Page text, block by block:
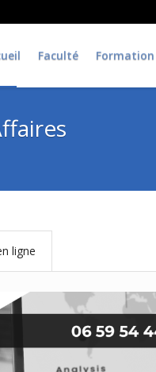
Faculté Formation
ligne